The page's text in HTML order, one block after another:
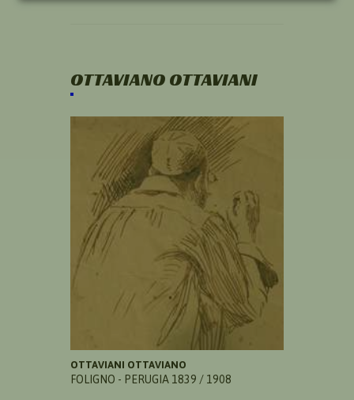
OTTAVIANO OTTAVIANI
OTTAVIANI OTTAVIANO
FOLIGNO - PERUGIA 1839 / 1908